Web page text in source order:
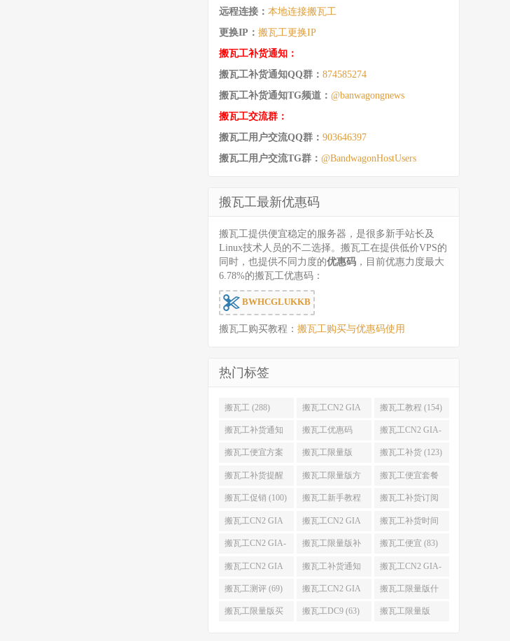
远程连接： 本地连接搬瓦工
更换IP： 搬瓦工更换IP
搬瓦工补货通知：
搬瓦工补货通知QQ群： 874585274
搬瓦工补货通知TG频道： @banwagongnews
搬瓦工交流群：
搬瓦工用户交流QQ群： 903646397
搬瓦工用户交流TG群： @BandwagonHostUsers
搬瓦工最新优惠码
搬瓦工提供便宜稳定的服务器，是很多新手站长及
Linux技术人员的不二选择。搬瓦工在提供低价VPS的
同时，也提供不同力度的优惠码 ，目前优惠力度最大
6.78%的搬瓦工优惠码：
BWHCGLUKKB
搬瓦工购买教程： 搬瓦工购买与优惠码使用
热门标签
搬瓦工 (288) 搬瓦工CN2 GIA
(176)
搬瓦工教程 (154)
搬瓦工补货通知
(132)
搬瓦工优惠码
(131)
搬瓦工CN2 GIA-
E (130)
搬瓦工便宜方案
(128)
搬瓦工限量版
(126)
搬瓦工补货 (123)
搬瓦工补货提醒
(106)
搬瓦工限量版方
案 (106)
搬瓦工便宜套餐
(103)
搬瓦工促销 (100) 搬瓦工新手教程
(98)
搬瓦工补货订阅
(98)
搬瓦工CN2 GIA
便宜方案 (92)
搬瓦工CN2 GIA
限量版 (90)
搬瓦工补货时间
(89)
搬瓦工CN2 GIA-
E限量版 (84)
搬瓦工限量版补
货 (84)
搬瓦工便宜 (83)
搬瓦工CN2 GIA
优惠 (82)
搬瓦工补货通知
QQ群 (76)
搬瓦工CN2 GIA-
E便宜套餐 (76)
搬瓦工测评 (69) 搬瓦工CN2 GIA
限量版补货 (67)
搬瓦工限量版什
么时候补货 (67)
搬瓦工限量版买 搬瓦工DC9 (63) 搬瓦工限量版